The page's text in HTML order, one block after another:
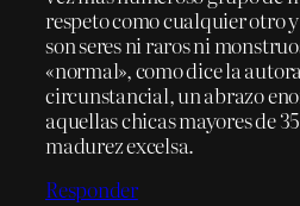
respeto como cualquier otro
son seres ni raros ni
«normal», como dice la
circunstancial, un abrazo
aquellas chicas mayores de
madurez excelsa.
Responder